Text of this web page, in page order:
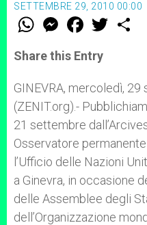
SETTEMBRE 29, 2010 00:00
W
t
s
p
p
M
e
s
e
g
e
r
F
a
e
b
o
k
w
r
Share this Entry
GINEVRA, mercoledì,
(ZENIT.org).-
21 settembre
Osservatore
l’Ufficio delle Nazioni
a Ginevra, in occasione
delle Assemblee degli
dell’Organizzazione